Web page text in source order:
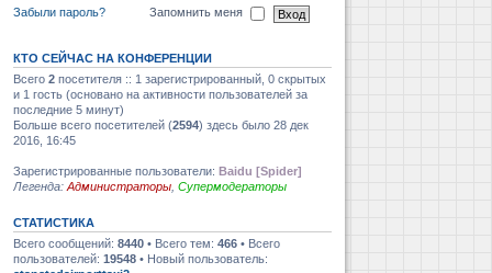
Забыли пароль? Запомнить меня
КТО СЕЙЧАС НА КОНФЕРЕНЦИИ
Всего 2 посетителя :: 1 зарегистрированный, 0 скрытых
и 1 гость (основано на активности пользователей за
последние 5 минут)
Больше всего посетителей (2594) здесь было 28 дек
2016, 16:45
Зарегистрированные пользователи: Baidu [Spider]
Легенда: Администраторы Супермодераторы
СТАТИСТИКА
Всего сообщений: 8440 • Всего тем: 466 • Всего
пользователей: 19548 • Новый пользователь: